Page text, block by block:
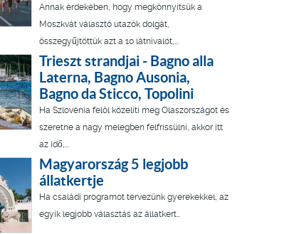
Annak érdekében, hogy megkönnyítsük a
Moszkvát választó utazók dolgát,
összegyűjtöttük azt a 10 látnivalót,...
Trieszt strandjai - Bagno alla
Laterna, Bagno Ausonia,
Bagno da Sticco, Topolini
Ha Szlovénia felöl közelíti meg Olaszországot és
szeretne a nagy melegben felfrissülni, akkor itt
az idő,...
Magyarország 5 legjobb
állatkertje
Ha családi programot tervezünk gyerekekkel, az
egyik legjobb választás az állatkert…